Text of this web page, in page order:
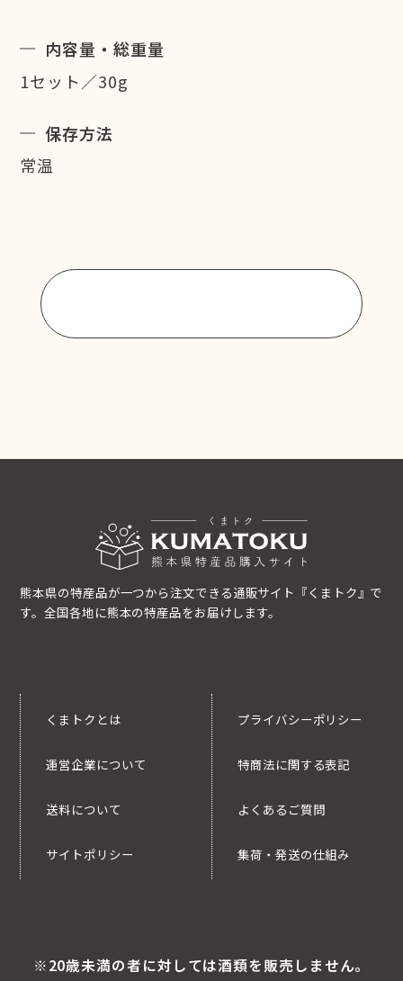
内容量・総重量
1セット／30g
保存方法
常温
熊本県の特産品が一つから注文できる通販サイト『くまトク』で
す。全国各地に熊本の特産品をお届けします。
くまトクとは
運営企業について
送料について
サイトポリシー
プライバシーポリシー
特商法に関する表記
よくあるご質問
集荷・発送の仕組み
※20歳未満の者に対しては酒類を販売しません。